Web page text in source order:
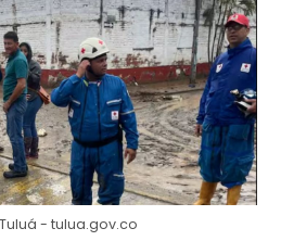
- tulua.gov.co